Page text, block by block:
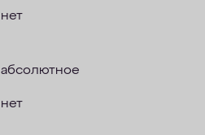
нет
абсолютное
нет